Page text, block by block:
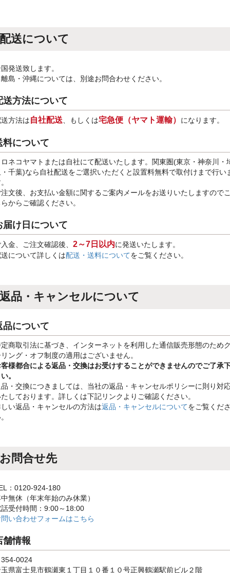
配送について
発送致します。
島・沖縄については、別途お問合わせください。
送方法について
方法は自社配送、もしくは宅急便（ヤマト運輸） になります。
料について
ネコヤマトまたは自社にて配送いたします。関東圏(東京・神奈川・
千葉)なら自社配送をご選択いただくと設置料無料で取付けまで行い
文後、お支払い金額に関するご案内メールをお送りいたしますので
からご確認ください。
届け日について
金、ご注文確認後、 2～7日以内に発送いたします。
について詳しくは配送・送料についてをご覧ください。
返品・キャンセルについて
品について
商取引法に基づき、インターネットを利用した通信販売形態のため
ング・オフ制度の適用はございません。
様都合による返品・交換はお受けすることができませんのでご了承
。
・交換につきましては、当社の返品・キャンセルポリシーに則り対
しております。詳しくは下記リンクよりご確認ください。
い返品・キャンセルの方法は返品・キャンセルについてをご覧くだ
お問合せ先
：0120-924-180
無休（年末年始のみ休業）
受付時間：9:00～18:00
い合わせフォームはこちら
舗情報
0024
県富士見市鶴瀬東１丁目１０番１０号正興鶴瀬駅前ビル２階